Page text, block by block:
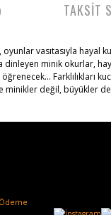
vasıtasıyla
minik okurlar,
Farklılıkları
minikler değil, büyükler
TAKSİT